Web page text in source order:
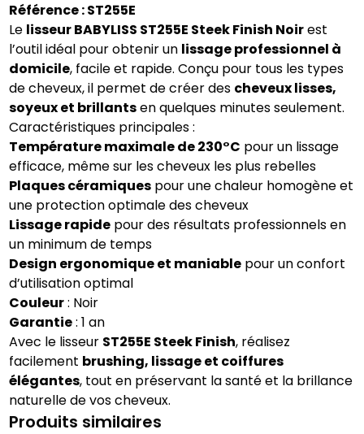
Référence : ST255E
Le lisseur BABYLISS ST255E Steek Finish Noirest
l’outil idéal pour obtenir un lissage professionnel à
domicile, facile et rapide. Conçu pour tous les types
de cheveux, il permet de créer des cheveux lisses,
soyeux et brillantsen quelques minutes seulement.
Caractéristiques principales :
Température maximale de 230°C pour un lissage
efficace, même sur les cheveux les plus rebelles
Plaques céramiques pour une chaleur homogène et
une protection optimale des cheveux
Lissage rapide pour des résultats professionnels en
un minimum de temps
Design ergonomique et maniable pour un confort
d’utilisation optimal
Couleur: Noir
Garantie: 1 an
Avec le lisseur ST255E Steek Finish, réalisez
facilement brushing, lissage et coiffures
élégantes, tout en préservant la santé et la brillance
naturelle de vos cheveux.
Produits similaires